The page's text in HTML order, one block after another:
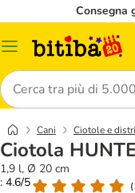
Consegna
Overview
Cerca
Cani Ciotole e
Ciotola
1,9 l, Ø 20 cm
: 4.6/5
(